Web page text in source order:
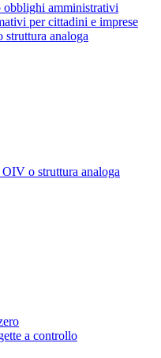
obblighi amministrativi
per cittadini e imprese
analoga
o struttura analoga
a controllo